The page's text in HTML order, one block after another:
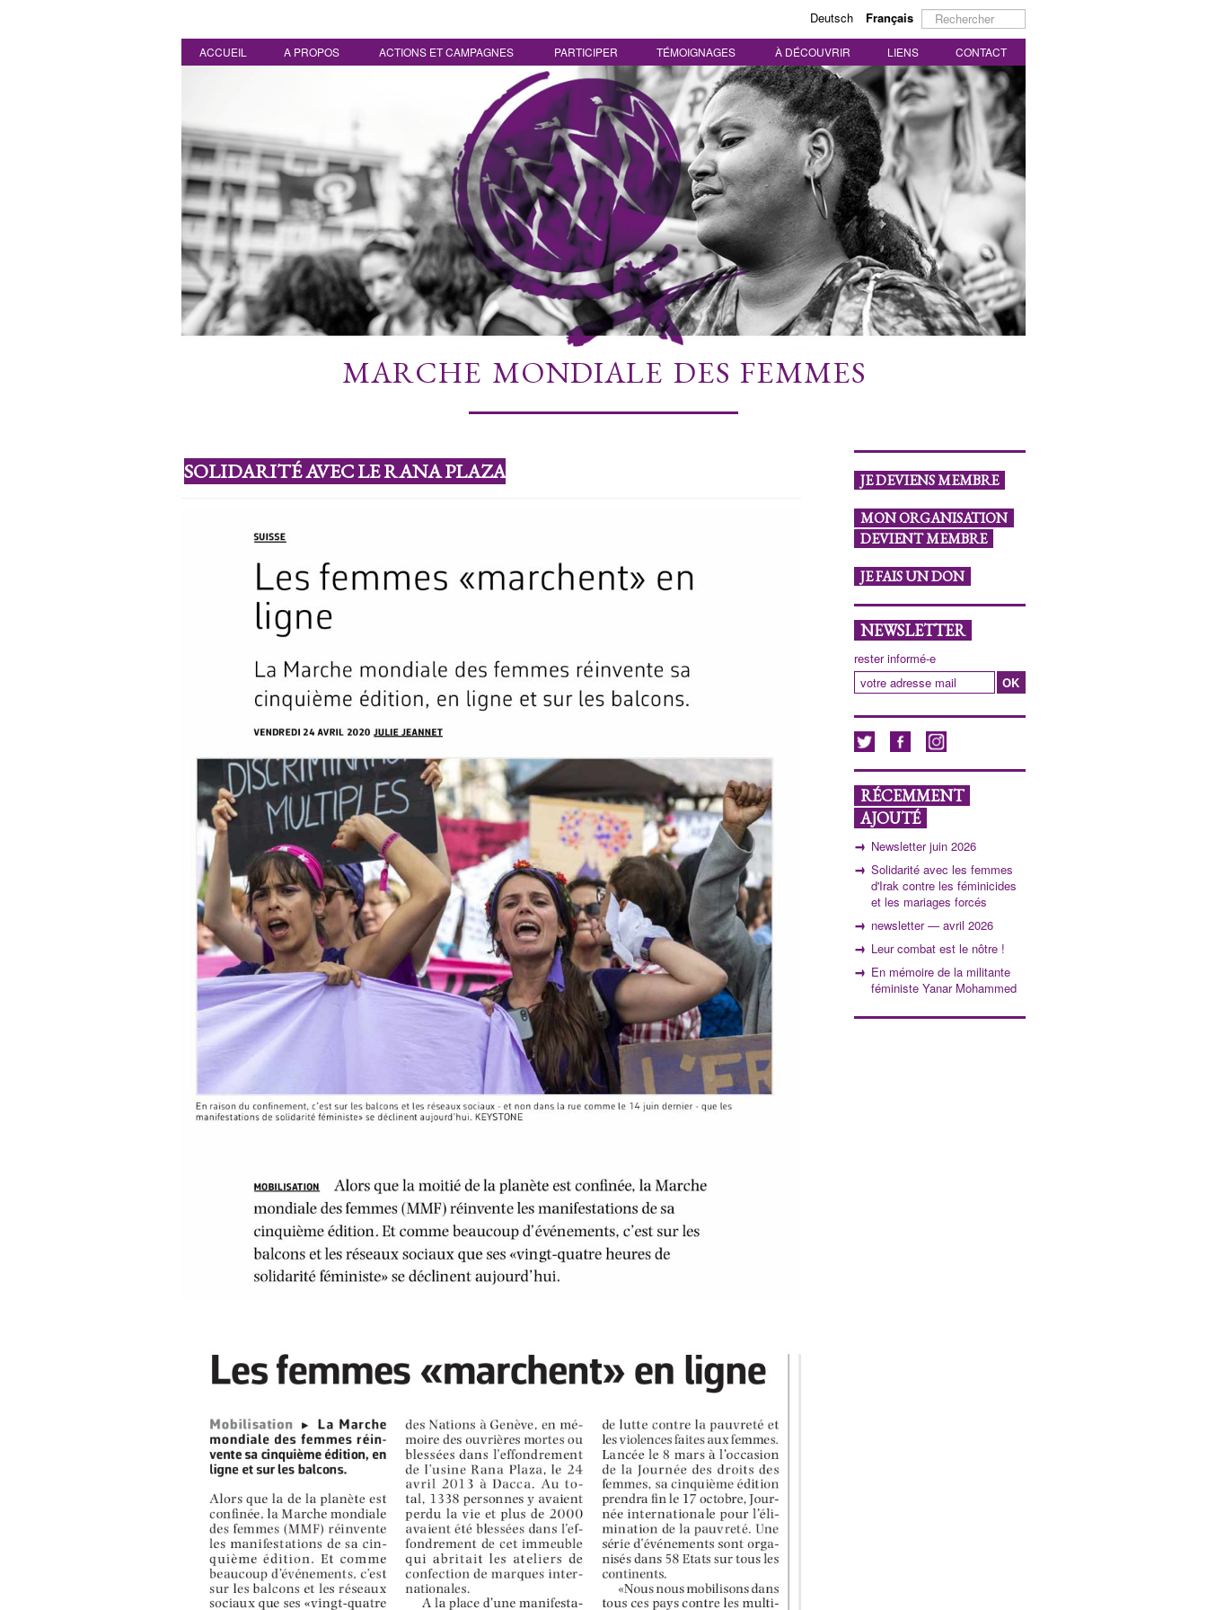
Deutsch Français Rechercher
ACCUEIL A PROPOS ACTIONS ET CAMPAGNES PARTICIPER TÉMOIGNAGES À DÉCOUVRIR LIENS CONTACT
MARCHE MONDIALE DES FEMMES
SOLIDARITÉ AVEC LE RANA PLAZA
JE DEVIENS MEMBRE
MON ORGANISATION
DEVIENT MEMBRE
JE FAIS UN DON
NEWSLETTER
rester informé-e
RÉCEMMENT
AJOUTÉ
Newsletter juin 2026
Solidarité avec les femmes
d'Irak contre les féminicides
et les mariages forcés
newsletter — avril 2026
Leur combat est le nôtre !
En mémoire de la militante
féministe Yanar Mohammed